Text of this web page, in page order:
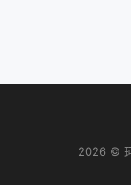
2026 ©